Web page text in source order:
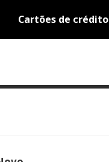
Cartões de crédito